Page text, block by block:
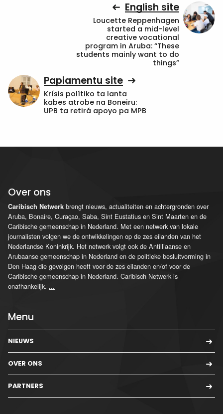
English site
Loucette Reppenhagen
started a mid-level
creative vocational
program in Aruba: “These
students mainly want to do
things”
Papiamentu site
Krísis polítiko ta lanta
kabes atrobe na Boneiru:
UPB ta retirá apoyo pa MPB
Over ons
Caribisch Netwerk brengt nieuws, actualiteiten en achtergronden over
Aruba, Bonaire, Curaçao, Saba, Sint Eustatius en Sint Maarten en de
Caribische gemeenschap in Nederland. Met een netwerk van lokale
journalisten volgen we de ontwikkelingen op de zes eilanden van het
Nederlandse Koninkrijk. Het netwerk volgt ook de Antilliaanse en
Arubaanse gemeenschap in Nederland en de politieke besluitvorming in
Den Haag die gevolgen heeft voor de zes eilanden en/of voor de
Caribische gemeenschap in Nederland. Caribisch Netwerk is
onafhankelijk. ...
Menu
NIEUWS
OVER ONS
PARTNERS